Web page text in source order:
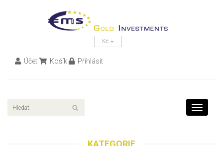
Kč
Účet Košík Přihlásit
Toggle